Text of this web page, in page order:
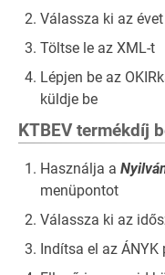
Válassza ki az
Töltse le az XML-t
Lépjen be az
küldje be
KTBEV termékdíj
Használja a
menüpontot
Válassza ki az
Indítsa el az